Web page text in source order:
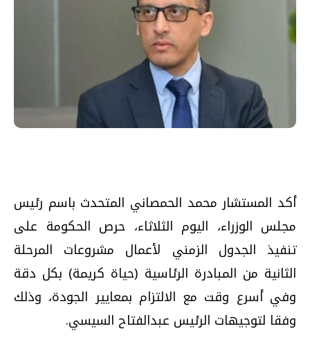
أكد المستشار محمد الحمصاني المتحدث باسم رئيس
مجلس الوزراء، اليوم الثلاثاء، حرص الحكومة على
تنفيذ الجدول الزمني لأعمال مشروعات المرحلة
الثانية من المبادرة الرئاسية (حياة كريمة) بكل دقة
وفي أسرع وقت مع الالتزام بمعايير الجودة، وذلك
وفقا لتوجيهات الرئيس عبدالفتاح السيسي.